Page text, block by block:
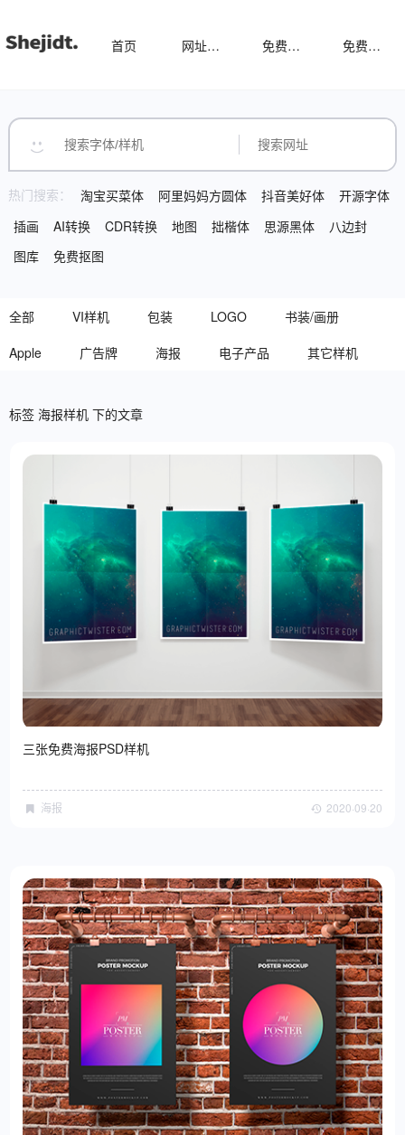
首页 网址导航 免费样机 免费字体
热门搜索： 淘宝买菜体 阿里妈妈方圆体 抖音美好体
开源字体
插画
AI转换 CDR转换 地图 拙楷体 思源黑体
八边封
图库
免费抠图
全部 VI样机 包装 LOGO
书装/画册
Apple
广告牌 海报 电子产品 其它样机
标签 海报样机 下的文章
三张免费海报PSD样机
海报 2020·09·20